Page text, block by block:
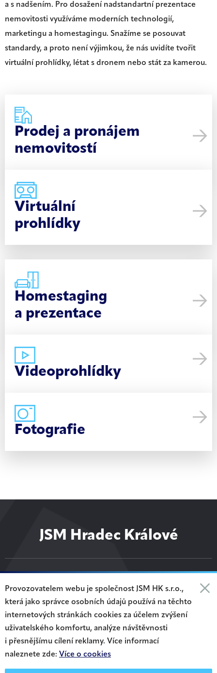
a s nadšením. Pro dosažení nadstandartní prezentace
nemovitosti využíváme moderních technologií,
marketingu a homestagingu. Snažíme se posouvat
standardy, a proto není výjimkou, že nás uvidíte tvořit
virtuální prohlídky, létat s dronem nebo stát za kamerou.
Prodej a pronájem
nemovitostí
Virtuální
prohlídky
Homestaging
a prezentace
Videoprohlídky
Fotografie
JSM Hradec Králové
+420 720 304 080
+420 602 246 280
office@jsm.cz
Provozovatelem webu je společnost JSM HK s.r.o.,
která jako správce osobních údajů používá na těchto
internetových stránkách cookies za účelem zvýšení
uživatelského komfortu, analýze návštěvnosti
i přesnějšímu cílení reklamy. Více informací
naleznete zde: Více o cookies